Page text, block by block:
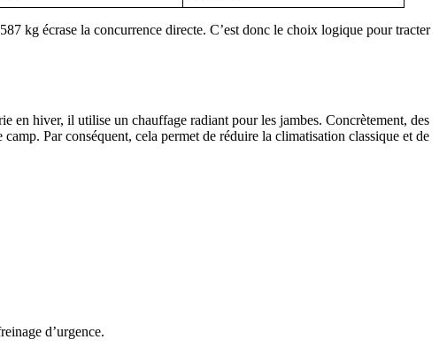
kg écrase la concurrence directe. C’est donc le choix logique pour tracter
en hiver, il utilise un chauffage radiant pour les jambes. Concrètement, des
Par conséquent, cela permet de réduire la climatisation classique et de
d’urgence.